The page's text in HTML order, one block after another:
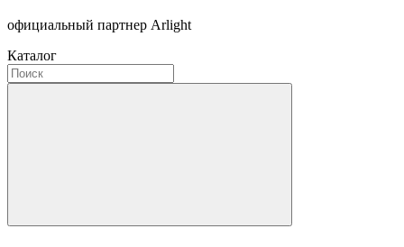
официальный партнер Arlight
Каталог